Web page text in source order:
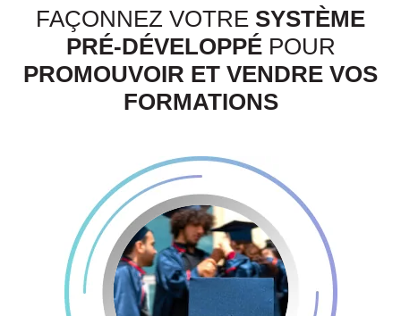
FAÇONNEZ VOTRE SYSTÈME
PRÉ-DÉVELOPPÉPOUR
PROMOUVOIR ET VENDRE VOS
FORMATIONS